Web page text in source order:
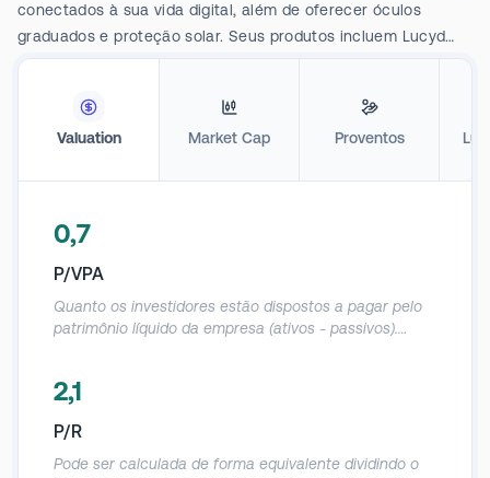
conectados à sua vida digital, além de oferecer óculos
graduados e proteção solar. Seus produtos incluem Lucyd
Lyte, Nautica, Eddie Bauer, Lucyd Armor e Reebok.
Valuation Market Cap Proventos
0,7
P/VPA
Quanto os investidores estão dispostos a pagar pelo
patrimônio líquido da empresa (ativos - passivos).
Referências: Abaixo de 1: a empresa está sendo
Igual a 1: a empresa está sendo negociada no valor
exato do seu patrimônio. Acima de 1: a empresa está
2,1
P/R
Pode ser calculada de forma equivalente dividindo o